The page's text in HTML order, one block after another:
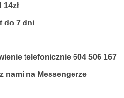
14zł
do 7 dni
telefonicznie 604 506 167
nami na Messengerze